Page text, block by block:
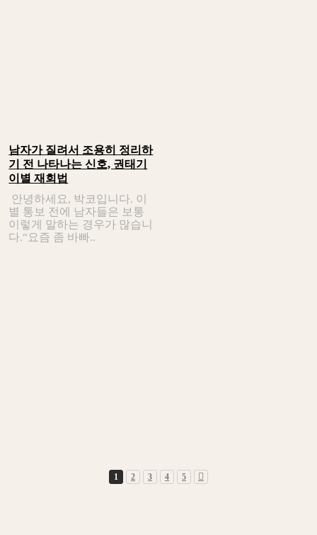
남자가 질려서 조용히 정리하
기 전 나타나는 신호, 권태기
이별 재회법
안녕하세요, 박코입니다. 이
별 통보 전에 남자들은 보통
이렇게 말하는 경우가 많습니
다.“요즘 좀 바빠..
1 2 3 4 5